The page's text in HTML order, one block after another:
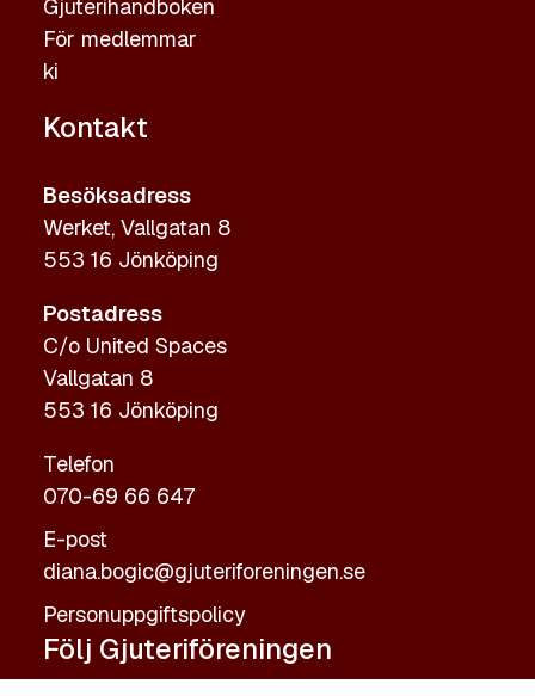
Gjuterihandboken
För medlemmar
ki
Kontakt
Besöksadress
Werket, Vallgatan 8
553 16 Jönköping
Postadress
C/o United Spaces
Vallgatan 8
553 16 Jönköping
Telefon
070-69 66 647
E-post
diana.bogic@gjuteriforeningen.se
Personuppgiftspolicy
Följ Gjuteriföreningen